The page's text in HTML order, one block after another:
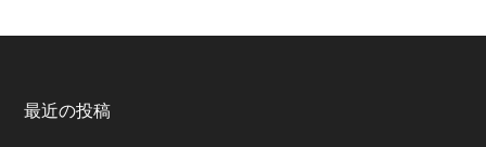
Footer
最近の投稿